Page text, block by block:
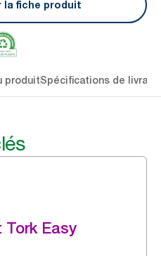
la fiche produit
produitSpécifications de
Easy